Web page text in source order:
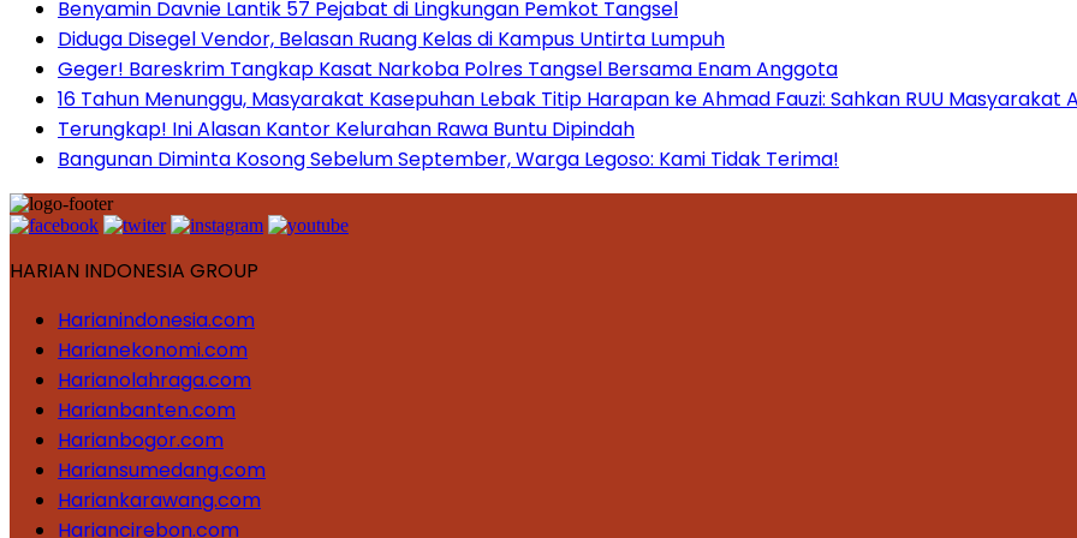
Benyamin Davnie Lantik 57 Pejabat di Lingkungan Pemkot Tangsel
Diduga Disegel Vendor, Belasan Ruang Kelas di Kampus Untirta Lumpuh
Geger! Bareskrim Tangkap Kasat Narkoba Polres Tangsel Bersama Enam Anggota
16 Tahun Menunggu, Masyarakat Kasepuhan Lebak Titip Harapan ke Ahmad Fauzi: Sahkan RUU Masyarakat
Terungkap! Ini Alasan Kantor Kelurahan Rawa Buntu Dipindah
Bangunan Diminta Kosong Sebelum September, Warga Legoso: Kami Tidak Terima!
HARIAN INDONESIA GROUP
Harianindonesia.com
Harianekonomi.com
Harianolahraga.com
Harianbanten.com
Harianbogor.com
Hariansumedang.com
Hariankarawang.com
Hariancirebon.com